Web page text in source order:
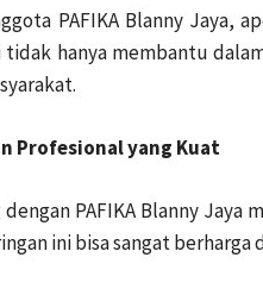
PAFIKA Blanny
tidak hanya membantu
Profesional yang Kuat
dengan PAFIKA Blanny
ini bisa sangat